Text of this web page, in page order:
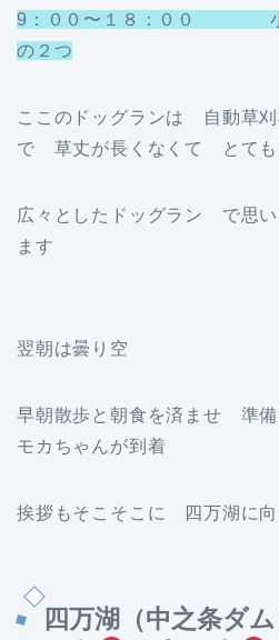
9：００〜１８：００
の２つ
ここのドッグランは 自動草
で 草丈が長くなくて とても
広々としたドッグラン で思
ます
翌朝は曇り空
早朝散歩と朝食を済ませ 準
モカちゃんが到着
挨拶もそこそこに 四万湖に向
四万湖（中之条ダ